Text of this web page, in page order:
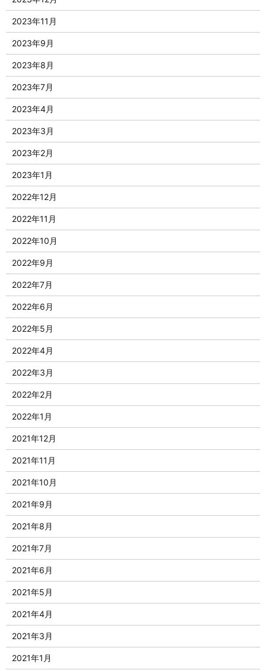
2023年11月
2023年9月
2023年8月
2023年7月
2023年4月
2023年3月
2023年2月
2023年1月
2022年12月
2022年11月
2022年10月
2022年9月
2022年7月
2022年6月
2022年5月
2022年4月
2022年3月
2022年2月
2022年1月
2021年12月
2021年11月
2021年10月
2021年9月
2021年8月
2021年7月
2021年6月
2021年5月
2021年4月
2021年3月
2021年1月